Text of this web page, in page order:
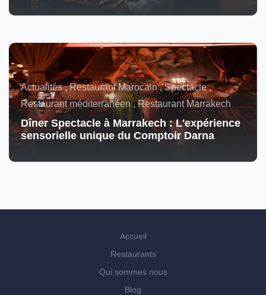
Actualités , Restaurant Marocain , Spectacle ,
Restaurant méditerranéen , Restaurant Marrakech
Dîner Spectacle à Marrakech : L'expérience
sensorielle unique du Comptoir Darna
Accueil
Restaurants
Qui sommes nous
Blog